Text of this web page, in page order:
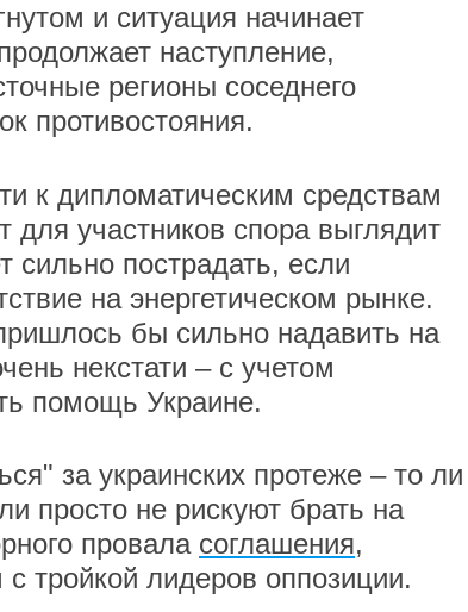
и ситуация начинает
наступление,
регионы соседнего
противостояния.
к дипломатическим средствам
участников спора выглядит
сильно пострадать, если
на энергетическом рынке.
бы сильно надавить на
некстати – с учетом
помощь Украине.
за украинских протеже – то ли
просто не рискуют брать на
провала соглашения,
тройкой лидеров оппозиции.